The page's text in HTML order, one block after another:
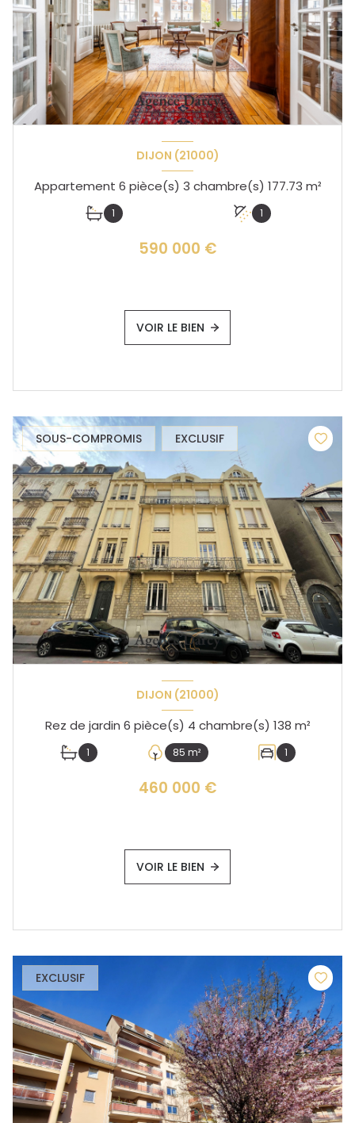
DIJON (21000)
Appartement 6 pièce(s) 3 chambre(s) 177.73 m²
1 1
590 000 €
VOIR LE BIEN
SOUS-COMPROMIS EXCLUSIF
DIJON (21000)
Rez de jardin 6 pièce(s) 4 chambre(s) 138 m²
1 85 m² 1
460 000 €
VOIR LE BIEN
EXCLUSIF